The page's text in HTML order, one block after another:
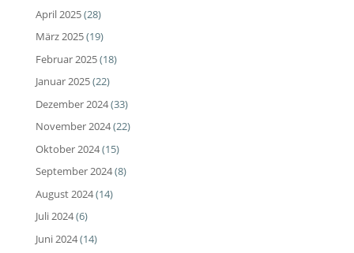
April 2025(28)
März 2025(19)
Februar 2025(18)
Januar 2025(22)
Dezember 2024(33)
November 2024(22)
Oktober 2024(15)
September 2024(8)
August 2024(14)
Juli 2024(6)
Juni 2024(14)